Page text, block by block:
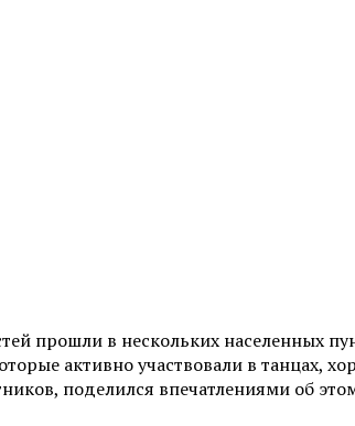
прошли в нескольких населенных
активно участвовали в танцах,
поделился впечатлениями об